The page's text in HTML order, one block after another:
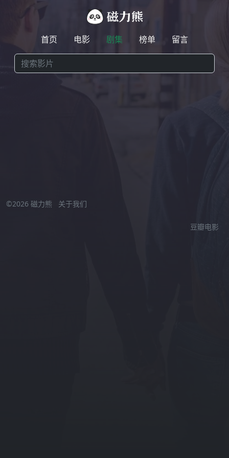
首页 电影 剧集 榜单 留言
©2026 磁力熊 关于我们
豆瓣电影